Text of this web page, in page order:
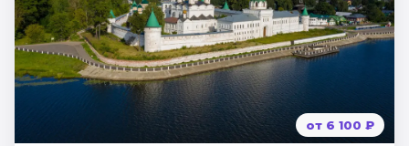
от 6 100 ₽